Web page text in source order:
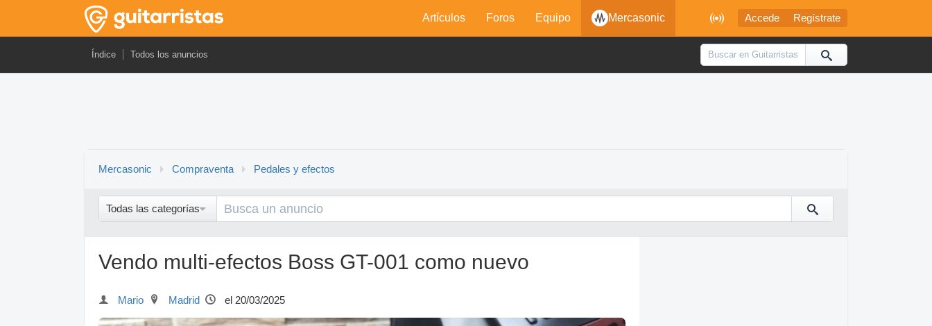
 Accede Regístrate
Artículos Foros Equipo Mercasonic
Índice Todos los anuncios
Mercasonic Compraventa Pedales y efectos
Todas las categorías
Vendo multi-efectos Boss GT-001 como nuevo
Mario Madrid el 20/03/2025